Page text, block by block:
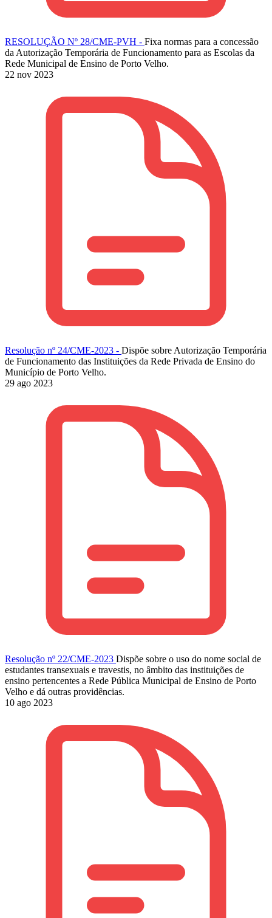
RESOLUÇÃO Nº 28/CME-PVH - Fixa normas para a concessão
da Autorização Temporária de Funcionamento para as Escolas da
Rede Municipal de Ensino de Porto Velho.
22 nov 2023
Resolução nº 24/CME-2023 - Dispõe sobre Autorização Temporária
de Funcionamento das Instituições da Rede Privada de Ensino do
Município de Porto Velho.
29 ago 2023
Resolução nº 22/CME-2023 Dispõe sobre o uso do nome social de
estudantes transexuais e travestis, no âmbito das instituições de
ensino pertencentes a Rede Pública Municipal de Ensino de Porto
Velho e dá outras providências.
10 ago 2023